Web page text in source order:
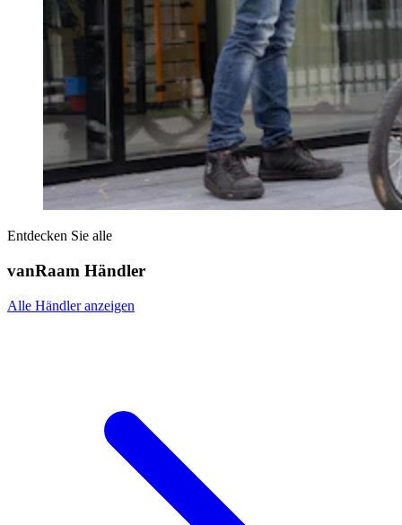
Entdecken Sie alle
vanRaam Händler
Alle Händler anzeigen